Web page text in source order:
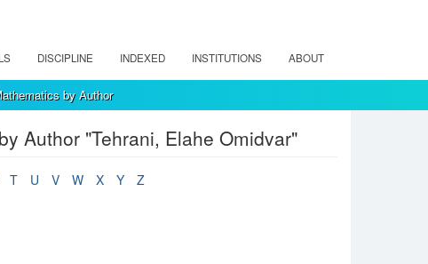
DISCIPLINE INDEXED INSTITUTIONS ABOUT
by Author
Author "Tehrani, Elahe Omidvar"
T U V W X Y
Z